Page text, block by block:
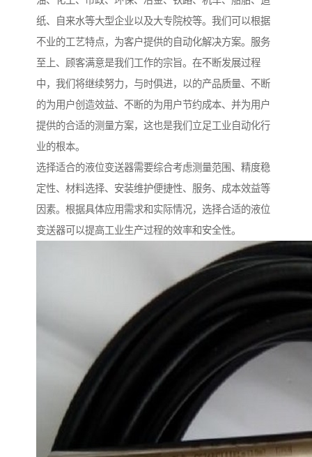
纸、自来水等大型企业以及大专院校等。我们可以根据
不业的工艺特点，为客户提供的自动化解决方案。服务
至上、顾客满意是我们工作的宗旨。在不断发展过程
中，我们将继续努力，与时俱进，以的产品质量、不断
的为用户创造效益、不断的为用户节约成本、并为用户
提供的合适的测量方案，这也是我们立足工业自动化行
业的根本。
选择适合的液位变送器需要综合考虑测量范围、精度稳
定性、材料选择、安装维护便捷性、服务、成本效益等
因素。根据具体应用需求和实际情况，选择合适的液位
变送器可以提高工业生产过程的效率和安全性。